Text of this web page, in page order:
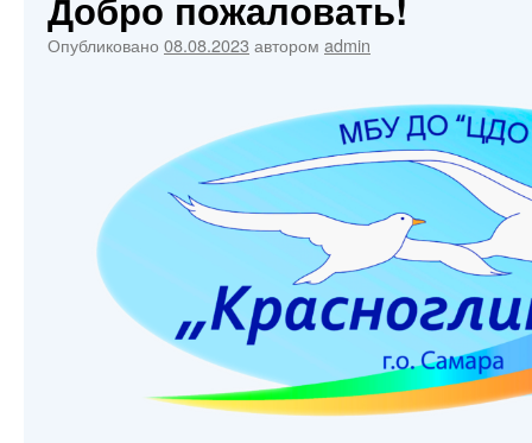
Опубликовано 08.08.2023 автором admin